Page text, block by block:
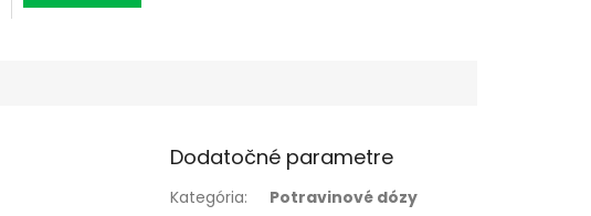
Dodatočné parametre
Kategória:
Potravinové dózy